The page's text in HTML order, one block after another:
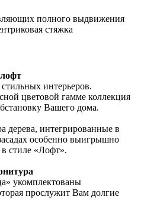
полного выдвижения
стяжка
интерьеров.
цветовой гамме коллекция
Вашего дома.
дерева, интегрированные в
особенно выигрышно
в стиле «Лофт».
укомплектованы
прослужит Вам долгие